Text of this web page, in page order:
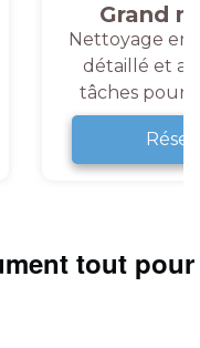
Grand
Nettoyage en
détaillé et
tâches pour
tout pour